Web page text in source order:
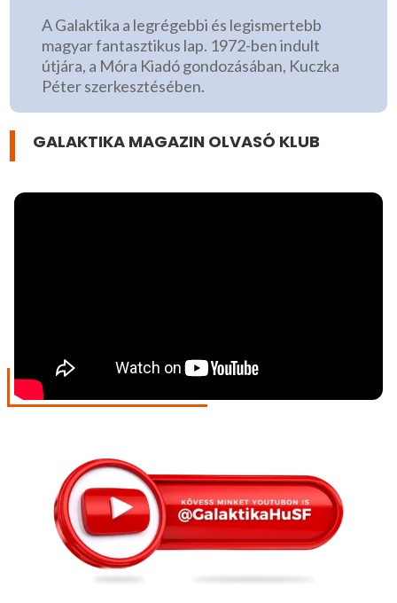
A Galaktika a legrégebbi és legismertebb
magyar fantasztikus lap. 1972-ben indult
útjára, a Móra Kiadó gondozásában, Kuczka
Péter szerkesztésében.
GALAKTIKA MAGAZIN OLVASÓ KLUB